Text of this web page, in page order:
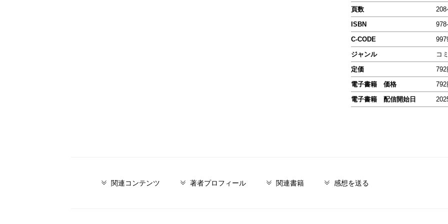
頁数
208
ISBN
C-CODE
ジャンル
コ
定価
792
電子書籍 価格
792
電子書籍 配信開始日
関連コンテンツ 著者プロフィール 関連書籍 感想を送る